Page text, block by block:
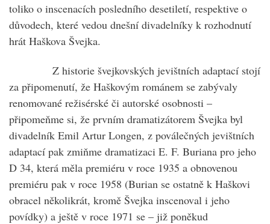
toliko o inscenacích posledního desetiletí, respektive o
důvodech, které vedou dnešní divadelníky k rozhodnutí
hrát Haškova Švejka.
Z historie švejkovských jevištních adaptací stojí
za připomenutí, že Haškovým románem se zabývaly
renomované režisérské či autorské osobnosti –
připomeňme si, že prvním dramatizátorem Švejka byl
divadelník Emil Artur Longen, z poválečných jevištních
adaptací pak zmiňme dramatizaci E. F. Buriana pro jeho
D 34, která měla premiéru v roce 1935 a obnovenou
premiéru pak v roce 1958 (Burian se ostatně k Haškovi
obracel několikrát, kromě Švejka inscenoval i jeho
povídky) a ještě v roce 1971 se – již poněkud